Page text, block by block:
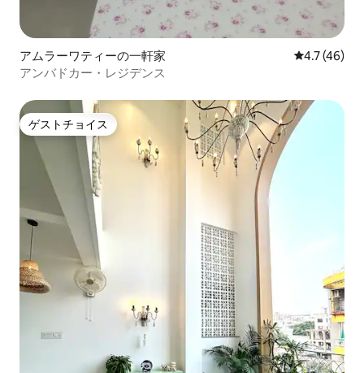
アムラーワティーの一軒家 レビュー46
4.7 (46)
アンバドカー・レジデンス
ゲストチョイス
ゲストチョイス